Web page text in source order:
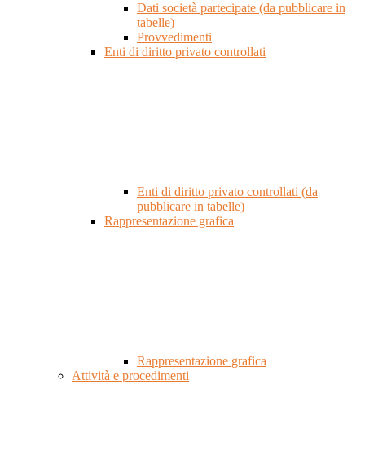
Dati società partecipate (da pubblicare in
tabelle)
Provvedimenti
Enti di diritto privato controllati
Enti di diritto privato controllati (da
pubblicare in tabelle)
Rappresentazione grafica
Rappresentazione grafica
Attività e procedimenti